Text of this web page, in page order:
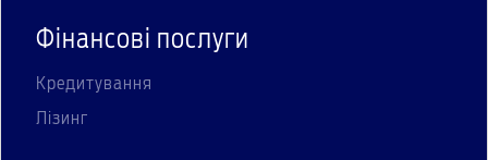
Фінансові послуги
Кредитування
Лізинг